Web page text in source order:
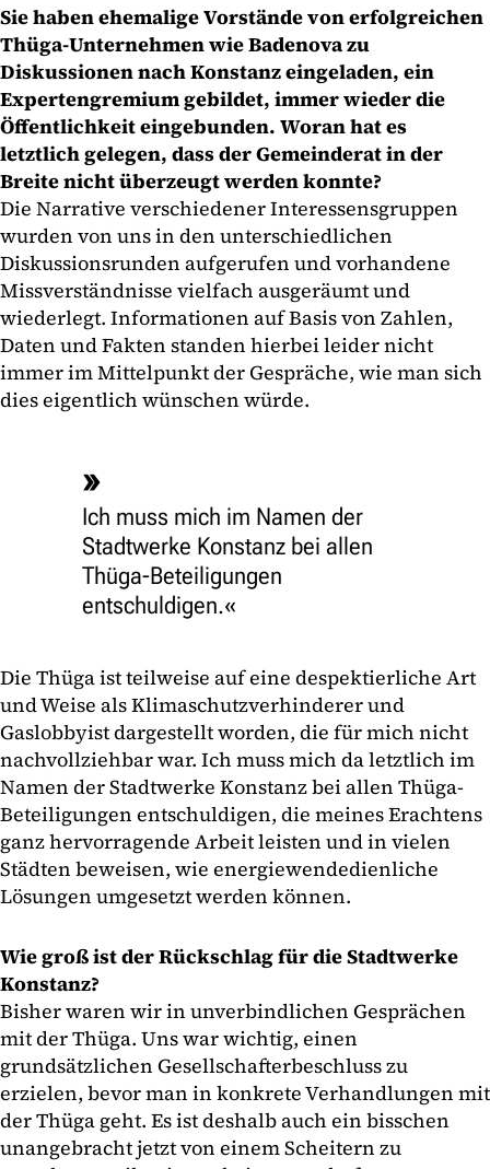
Sie haben ehemalige Vorstände von erfolgreichen
Thüga-Unternehmen wie Badenova zu
Diskussionen nach Konstanz eingeladen, ein
Expertengremium gebildet, immer wieder die
Öffentlichkeit eingebunden. Woran hat es
letztlich gelegen, dass der Gemeinderat in der
Breite nicht überzeugt werden konnte?
Die Narrative verschiedener Interessensgruppen
wurden von uns in den unterschiedlichen
Diskussionsrunden aufgerufen und vorhandene
Missverständnisse vielfach ausgeräumt und
wiederlegt. Informationen auf Basis von Zahlen,
Daten und Fakten standen hierbei leider nicht
immer im Mittelpunkt der Gespräche, wie man sich
dies eigentlich wünschen würde.
Ich muss mich im Namen der
Stadtwerke Konstanz bei allen
Thüga-Beteiligungen
entschuldigen.
Die Thüga ist teilweise auf eine despektierliche Art
und Weise als Klimaschutzverhinderer und
Gaslobbyist dargestellt worden, die für mich nicht
nachvollziehbar war. Ich muss mich da letztlich im
Namen der Stadtwerke Konstanz bei allen Thüga-
Beteiligungen entschuldigen, die meines Erachtens
ganz hervorragende Arbeit leisten und in vielen
Städten beweisen, wie energiewendedienliche
Lösungen umgesetzt werden können.
Wie groß ist der Rückschlag für die Stadtwerke
Konstanz?
Bisher waren wir in unverbindlichen Gesprächen
mit der Thüga. Uns war wichtig, einen
grundsätzlichen Gesellschafterbeschluss zu
erzielen, bevor man in konkrete Verhandlungen mit
der Thüga geht. Es ist deshalb auch ein bisschen
unangebracht jetzt von einem Scheitern zu